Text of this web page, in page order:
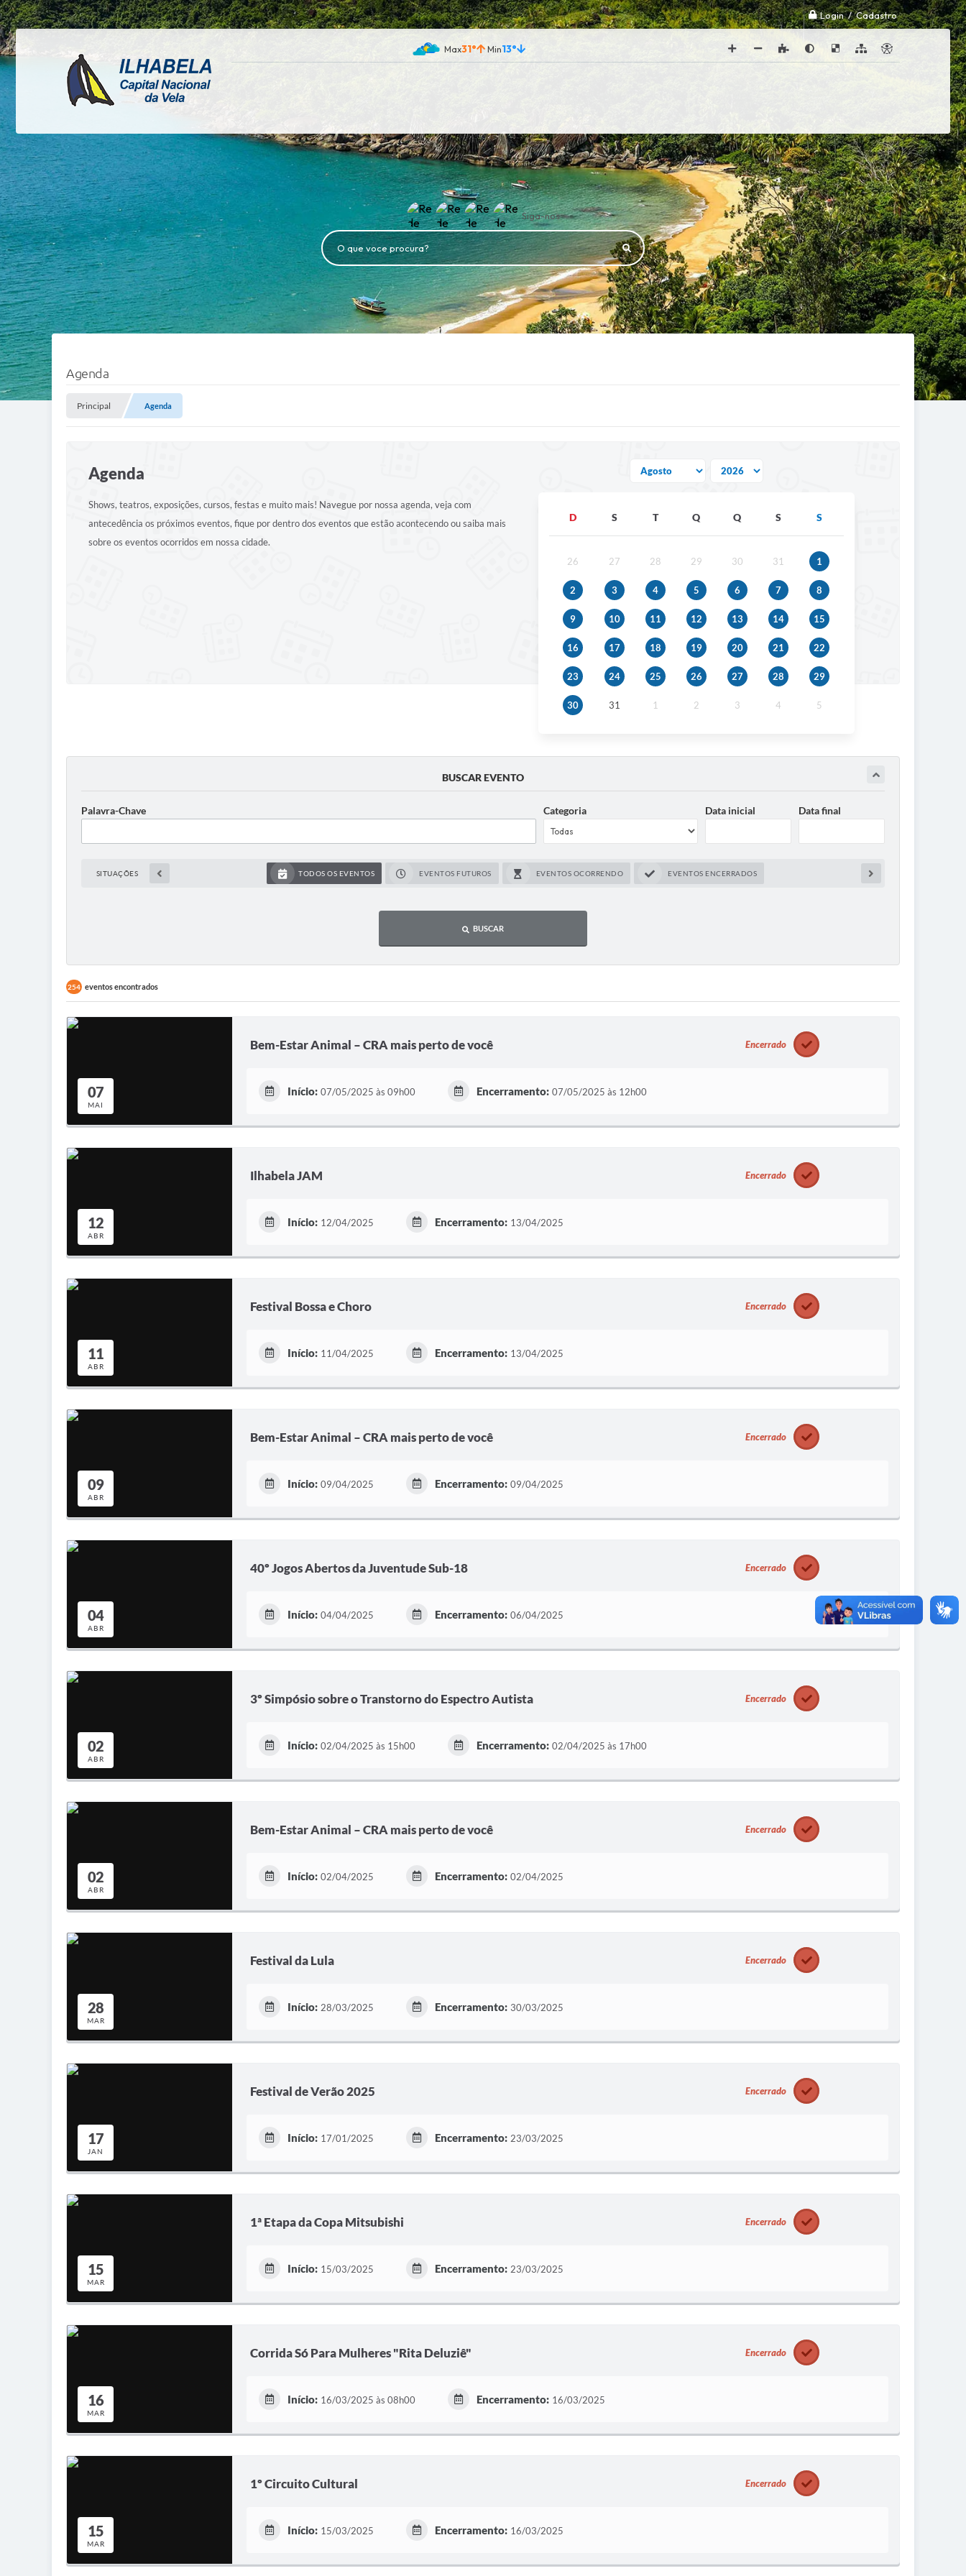
Login / Cadastro
31° 13°
Siga-nos
O que voce procura?
Agenda
Principal Agenda
Agenda
Shows, teatros, exposições, cursos, festas e muito mais! Navegue por nossa agenda, veja com
antecedência os próximos eventos, fique por dentro dos eventos que estão acontecendo ou saiba mais
sobre os eventos ocorridos em nossa cidade.
D S T Q Q S S
26 27 28 29 30 31 1
2 3 4 5 6 7 8
9 10 11 12 13 14 15
16 17 18 19 20 21 22
23 24 25 26 27 28 29
30 31 1 2 3 4 5
BUSCAR EVENTO
Palavra-Chave Categoria Data inicial Data final
SITUAÇÕES TODOS OS EVENTOS EVENTOS FUTUROS EVENTOS OCORRENDO EVENTOS ENCERRADOS
BUSCAR
254 eventos encontrados
07
MAI
Bem-Estar Animal – CRA mais perto de você Encerrado
Início: 07/05/2025 às 09h00 Encerramento: 07/05/2025 às 12h00
12
ABR
Ilhabela JAM Encerrado
Início: 12/04/2025 Encerramento: 13/04/2025
11
ABR
Festival Bossa e Choro Encerrado
Início: 11/04/2025 Encerramento: 13/04/2025
09
ABR
Bem-Estar Animal – CRA mais perto de você Encerrado
Início: 09/04/2025 Encerramento: 09/04/2025
04
ABR
40º Jogos Abertos da Juventude Sub-18 Encerrado
Início: 04/04/2025 Encerramento: 06/04/2025
02
ABR
3º Simpósio sobre o Transtorno do Espectro Autista Encerrado
Início: 02/04/2025 às 15h00 Encerramento: 02/04/2025 às 17h00
02
ABR
Bem-Estar Animal – CRA mais perto de você Encerrado
Início: 02/04/2025 Encerramento: 02/04/2025
28
MAR
Festival da Lula Encerrado
Início: 28/03/2025 Encerramento: 30/03/2025
17
JAN
Festival de Verão 2025 Encerrado
Início: 17/01/2025 Encerramento: 23/03/2025
15
MAR
1ª Etapa da Copa Mitsubishi Encerrado
Início: 15/03/2025 Encerramento: 23/03/2025
16
MAR
Corrida Só Para Mulheres "Rita Deluziê" Encerrado
Início: 16/03/2025 às 08h00 Encerramento: 16/03/2025
15
MAR
1º Circuito Cultural Encerrado
Início: 15/03/2025 Encerramento: 16/03/2025